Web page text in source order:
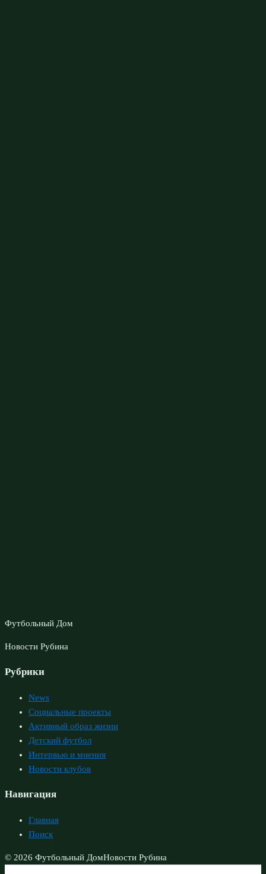
Футбольный Дом
Новости Рубина
Рубрики
News
Социальные проекты
Активный образ жизни
Детский футбол
Интервью и мнения
Новости клубов
Навигация
Главная
Поиск
© 2026 Футбольный ДомНовости Рубина